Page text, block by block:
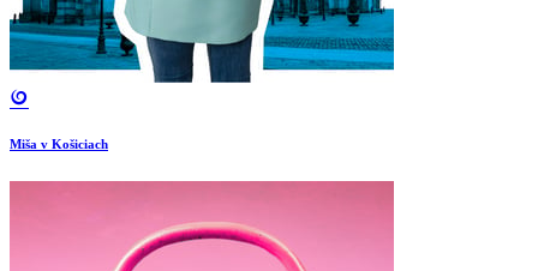
Miša v Košiciach